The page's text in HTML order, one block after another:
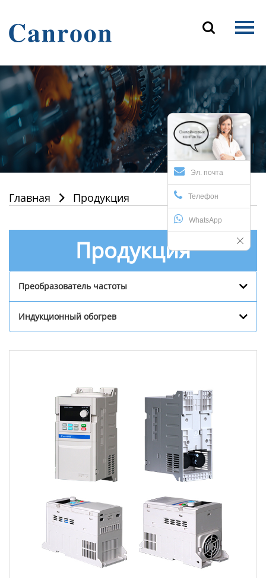

Продукция
О Нас
Новости и блог
Контакты
Эл. почта
Телефон
WhatsApp
Главная  Продукция
Продукция
Преобразователь частоты
Индукционный обогрев